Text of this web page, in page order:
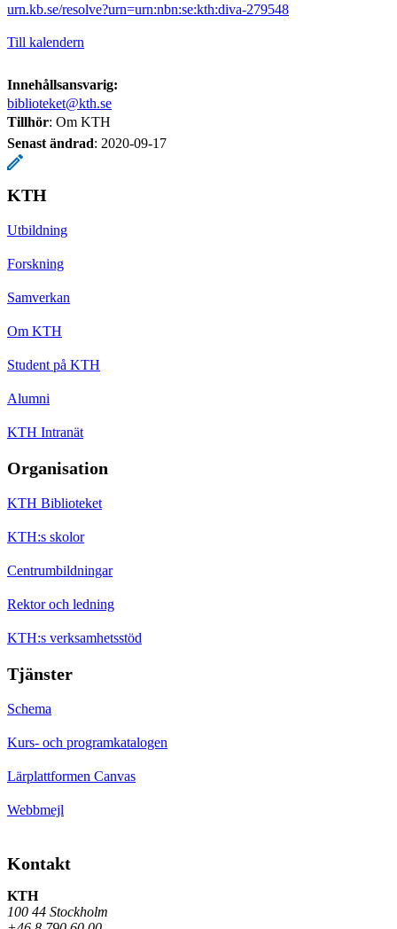
urn.kb.se/resolve?urn=urn:nbn:se:kth:diva-279548
Till kalendern
Innehållsansvarig:
biblioteket@kth.se
Tillhör: Om KTH
Senast ändrad: 2020-09-17
KTH
Utbildning
Forskning
Samverkan
Om KTH
Student på KTH
Alumni
KTH Intranät
Organisation
KTH Biblioteket
KTH:s skolor
Centrumbildningar
Rektor och ledning
KTH:s verksamhetsstöd
Tjänster
Schema
Kurs- och programkatalogen
Lärplattformen Canvas
Webbmejl
Kontakt
KTH
100 44 Stockholm